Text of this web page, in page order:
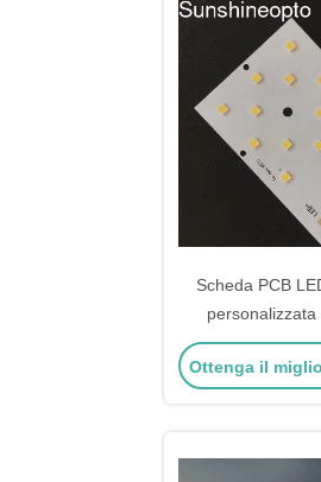
Scheda PCB
Ottenga il